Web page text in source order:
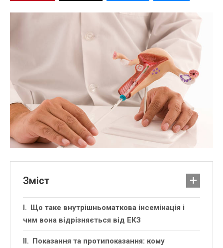
Зміст
Що таке внутрішньоматкова інсемінація і
чим вона відрізняється від ЕКЗ
Показання та протипоказання: кому